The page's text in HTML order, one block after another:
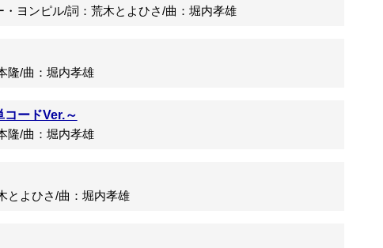
ヨンピル/詞：荒木とよひさ/曲：堀内孝雄
/曲：堀内孝雄
ードVer.～
/曲：堀内孝雄
よひさ/曲：堀内孝雄